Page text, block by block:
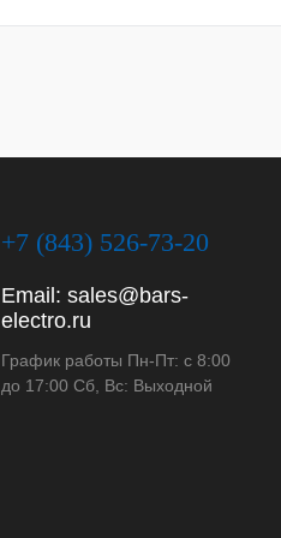
+7 (843) 526-73-20
Email: sales@bars-
electro.ru
График работы Пн-Пт: с 8:00
до 17:00 Сб, Вс: Выходной